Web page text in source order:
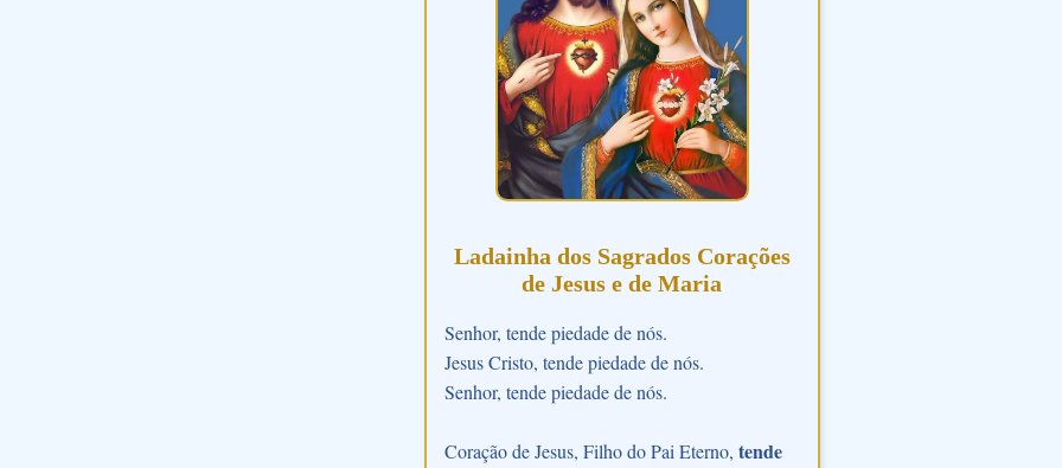
Ladainha dos Sagrados Corações
de Jesus e de Maria
Senhor, tende piedade de nós.
Jesus Cristo, tende piedade de nós.
Senhor, tende piedade de nós.
Coração de Jesus, Filho do Pai Eterno, tende